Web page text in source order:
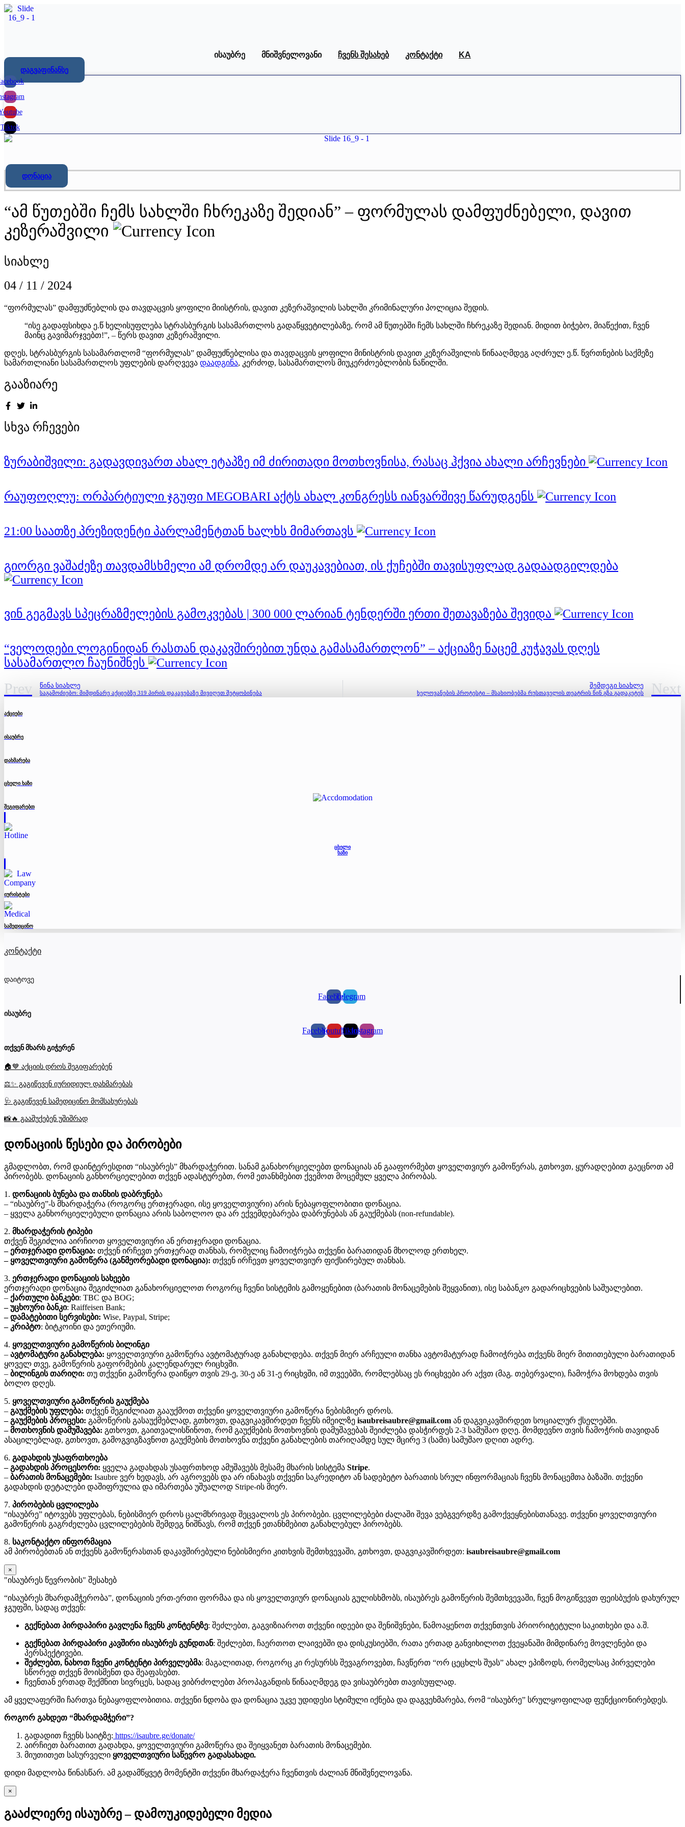
Skip
to
ისაუბრე მნიშვნელოვანი ჩვენს შესახებ კონტაქტი KA
დაგვაფინანსე
Tiktok
დონაცია
“ამ წუთებში ჩემს სახლში ჩხრეკაზე შედიან” – ფორმულას დამფუძნებელი, დავით
კეზერაშვილი
სიახლე
04 / 11 / 2024
“ფორმულას” დამფუძნებლის და თავდაცვის ყოფილი მიისტრის, დავით კეზერაშვილის სახლში კრიმინალური პოლიცია შედის.
“ისე გადაფსიხდა ე.წ ხელისუფლება სტრასბურგის სასამართლოს გადაწყვეტილებაზე, რომ ამ წუთებში ჩემს სახლში ჩხრეკაზე შედიან. მიდით ბიჭებო, მიაწექით, ჩვენ
მაინც გავიმარჯვებთ!”, – წერს დავით კეზერაშვილი.
დღეს, სტრასბურგის სასამართლომ “ფორმულას” დამფუძნებლისა და თავდაცვის ყოფილი მინისტრის დავით კეზერაშვილის წინააღმდეგ აღძრულ ე.წ. წვრთნების საქმეზე
სამართლიანი სასამართლოს უფლების დარღვევა დაადგინა, კერძოდ, სასამართლოს მიუკერძოებლობის ნაწილში.
გააზიარე
სხვა რჩევები
ზურაბიშვილი: გადავდივართ ახალ ეტაპზე იმ ძირითადი მოთხოვნისა, რასაც ჰქვია ახალი არჩევნები
რაუფოღლუ: ორპარტიული ჯგუფი MEGOBARI აქტს ახალ კონგრესს იანვარშივე წარუდგენს
21:00 საათზე პრეზიდენტი პარლამენტთან ხალხს მიმართავს
გიორგი ვაშაძეზე თავდამსხმელი ამ დრომდე არ დაუკავებიათ, ის ქუჩებში თავისუფლად გადაადგილდება
ვინ გეგმავს სპეცრაზმელების გამოკვებას | 300 000 ლარიან ტენდერში ერთი შეთავაზება შევიდა
“ველოდები ლოგინიდან რასთან დაკავშირებით უნდა გამასამართლონ” – აქციაზე ნაცემ კუჭავას დღეს
სასამართლო ჩაუნიშნეს
Prev ᲬᲘᲜᲐ ᲡᲘᲐᲮᲚᲔ
საგამოძიებო: მიმდინარე აქციებზე 319 პირის დაკავებაზე მივიღეთ შეტყობინება
ᲨᲔᲛᲓᲔᲒᲘ ᲡᲘᲐᲮᲚᲔ
ხელოვანების პროტესტი – მსახიობებმა რუსთაველის თეატრის წინ გზა გადაკეტეს Next
აქციები
ისაუბრე
დახმარება
ცხელი ხაზი
შეგიფარებთ
ცხელი
ხაზი
იურისტები
სამედიცინო
კონტაქტი
დაიტოვე
FacebookTelegram
ისაუბრე
FacebookYoutubeTiktokInstagram
თქვენ მხარს გიჭერენ
🏠💙 აქციის დროს შეგიფარებენ
⚖️✨ გაგიწევენ იურიდიულ დახმარებას
🩺 გაგიწევენ სამედიცინო მომსახურებას
📸🔥 გააშუქებენ უშიშრად
დონაციის წესები და პირობები
გმადლობთ, რომ დაინტერესდით “ისაუბრეს” მხარდაჭერით. სანამ განახორციელებთ დონაციას ან გააფორმებთ ყოველთვიურ გამოწერას, გთხოვთ, ყურადღებით გაეცნოთ ამ
პირობებს. დონაციის განხორციელებით თქვენ ადასტურებთ, რომ ეთანხმებით ქვემოთ მოცემულ ყველა პირობას.
1. დონაციის ბუნება და თანხის დაბრუნება
– “ისაუბრე”-ს მხარდაჭერა (როგორც ერთჯერადი, ისე ყოველთვიური) არის ნებაყოფლობითი დონაცია.
– ყველა განხორციელებული დონაცია არის საბოლოო და არ ექვემდებარება დაბრუნებას ან გაუქმებას (non-refundable).
2. მხარდაჭერის ტიპები
თქვენ შეგიძლია აირჩიოთ ყოველთვიური ან ერთჯერადი დონაცია.
– ერთჯერადი დონაცია: თქვენ ირჩევთ ერთჯერად თანხას, რომელიც ჩამოიჭრება თქვენი ბარათიდან მხოლოდ ერთხელ.
– ყოველთვიური გამოწერა (განმეორებადი დონაცია): თქვენ ირჩევთ ყოველთვიურ ფიქსირებულ თანხას.
3. ერთჯერადი დონაციის სახეები
ერთჯერადი დონაცია შეგიძლიათ განახორციელოთ როგორც ჩვენი სისტემის გამოყენებით (ბარათის მონაცემების შეყვანით), ისე საბანკო გადარიცხვების საშუალებით.
– ქართული ბანკები: TBC და BOG;
– უცხოური ბანკი: Raiffeisen Bank;
– დამატებითი სერვისები: Wise, Paypal, Stripe;
– კრიპტო: ბიტკოინი და ეთერიუმი.
4. ყოველთვიური გამოწერის ბილინგი
– ავტომატური განახლება: ყოველთვიური გამოწერა ავტომატურად განახლდება. თქვენ მიერ არჩეული თანხა ავტომატურად ჩამოიჭრება თქვენს მიერ მითითებული ბარათიდან
ყოველ თვე, გამოწერის გაფორმების კალენდარულ რიცხვში.
– ბილინგის თარიღი: თუ თქვენი გამოწერა დაიწყო თვის 29-ე, 30-ე ან 31-ე რიცხვში, იმ თვეებში, რომლებსაც ეს რიცხვები არ აქვთ (მაგ. თებერვალი), ჩამოჭრა მოხდება თვის
ბოლო დღეს.
5. ყოველთვიური გამოწერის გაუქმება
– გაუქმების უფლება: თქვენ შეგიძლიათ გააუქმოთ თქვენი ყოველთვიური გამოწერა ნებისმიერ დროს.
– გაუქმების პროცესი: გამოწერის გასაუქმებლად, გთხოვთ, დაგვიკავშირდეთ ჩვენს იმეილზე isaubreisaubre@gmail.com ან დაგვიკავშირდეთ სოციალურ ქსელებში.
– მოთხოვნის დამუშავება: გთხოვთ, გაითვალისწინოთ, რომ გაუქმების მოთხოვნის დამუშავებას შეიძლება დასჭირდეს 2-3 სამუშაო დღე. მომდევნო თვის ჩამოჭრის თავიდან
ასაცილებლად, გთხოვთ, გამოგვიგზავნოთ გაუქმების მოთხოვნა თქვენი განახლების თარიღამდე სულ მცირე 3 (სამი) სამუშაო დღით ადრე.
6. გადახდის უსაფრთხოება
– გადახდის პროცესორი: ყველა გადახდას უსაფრთხოდ ამუშავებს მესამე მხარის სისტემა Stripe.
– ბარათის მონაცემები: Isaubre ვერ ხედავს, არ აგროვებს და არ ინახავს თქვენი საკრედიტო ან სადებეტო ბარათის სრულ ინფორმაციას ჩვენს მონაცემთა ბაზაში. თქვენი
გადახდის დეტალები დაშიფრულია და იმართება უშუალოდ Stripe-ის მიერ.
7. პირობების ცვლილება
“ისაუბრე” იტოვებს უფლებას, ნებისმიერ დროს ცალმხრივად შეცვალოს ეს პირობები. ცვლილებები ძალაში შევა ვებგვერდზე გამოქვეყნებისთანავე. თქვენი ყოველთვიური
გამოწერის გაგრძელება ცვლილებების შემდეგ ნიშნავს, რომ თქვენ ეთანხმებით განახლებულ პირობებს.
8. საკონტაქტო ინფორმაცია
ამ პირობებთან ან თქვენს გამოწერასთან დაკავშირებული ნებისმიერი კითხვის შემთხვევაში, გთხოვთ, დაგვიკავშირდეთ: isaubreisaubre@gmail.com
×
"ისაუბრეს წევრობის" შესახებ
“ისაუბრეს მხარდამჭერობა”, დონაციის ერთ-ერთი ფორმაა და ის ყოველთვიურ დონაციას გულისხმობს, ისაუბრეს გამოწერის შემთხვევაში, ჩვენ მოგიწვევთ ფეისბუქის დახურულ
ჯგუფში, სადაც თქვენ:
გექნებათ პირდაპირი გავლენა ჩვენს კონტენტზე: შეძლებთ, გაგვიზიაროთ თქვენი იდეები და შენიშვნები, წამოაყენოთ თქვენთვის პრიორიტეტული საკითხები და ა.შ.
გექნებათ პირდაპირი კავშირი ისაუბრეს გუნდთან: შეძლებთ, ჩაერთოთ ლაივებში და დისკუსიებში, რათა ერთად განვიხილოთ ქვეყანაში მიმდინარე მოვლენები და
პერსპექტივები.
შეძლებთ, ნახოთ ჩვენი კონტენტი პირველებმა: მაგალითად, როგორც კი რესურსს შევაგროვებთ, ჩავწერთ “ორ ცეცხლს შუას” ახალ ეპიზოდს, რომელსაც პირველები
სწორედ თქვენ მოისმენთ და შეაფასებთ.
ჩვენთან ერთად შექმნით სივრცეს, სადაც ვიბრძოლებთ პროპაგანდის წინააღმდეგ და ვისაუბრებთ თავისუფლად.
ამ ყველაფერში ჩართვა ნებაყოფლობითია. თქვენი ნდობა და დონაცია უკვე უდიდესი სტიმული იქნება და დაგვეხმარება, რომ “ისაუბრე” სრულყოფილად ფუნქციონირებდეს.
როგორ გახდეთ “მხარდამჭერი”?
გადადით ჩვენს საიტზე: https://isaubre.ge/donate/
აირჩიეთ ბარათით გადახდა, ყოველთვიური გამოწერა და შეიყვანეთ ბარათის მონაცემები.
მიუთითეთ სასურველი ყოველთვიური საწევრო გადასახადი.
დიდი მადლობა წინასწარ. ამ გადამწყვეტ მომენტში თქვენი მხარდაჭერა ჩვენთვის ძალიან მნიშვნელოვანა.
×
გააძლიერე ისაუბრე – დამოუკიდებელი მედია​